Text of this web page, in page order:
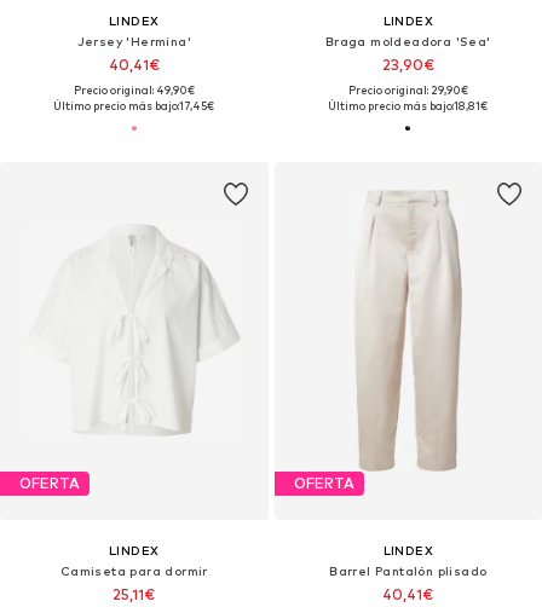
LINDEX
Jersey 'Hermina'
40,41€
Precio original: 49,90€
Último precio más bajo:17,45€
LINDEX
Braga moldeadora 'Sea'
23,90€
Precio original: 29,90€
Último precio más bajo:18,81€
OFERTA
LINDEX
Camiseta para dormir
25,11€
OFERTA
LINDEX
Barrel Pantalón plisado
40,41€